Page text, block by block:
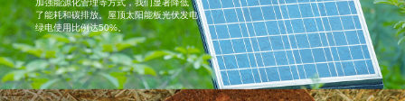
了能耗和碳排放。屋顶太阳能板光伏发电，
绿电使用比例达50%。